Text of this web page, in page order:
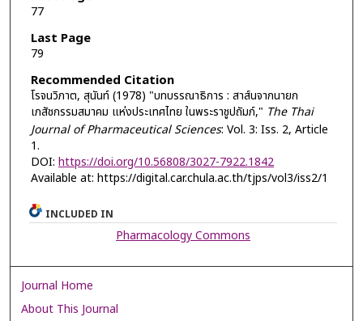
77
Last Page
79
Recommended Citation
โรจนวิภาต, สุนันท์ (1978) "บทบรรณาธิการ : สาส์นจากนายก
เภสัชกรรมสมาคม แห่งประเทศไทย ในพระราชูปถัมภ์," The Thai
Journal of Pharmaceutical Sciences: Vol. 3: Iss. 2, Article
1.
DOI: https://doi.org/10.56808/3027-7922.1842
Available at: https://digital.car.chula.ac.th/tjps/vol3/iss2/1
INCLUDED IN
Pharmacology Commons
Journal Home
About This Journal